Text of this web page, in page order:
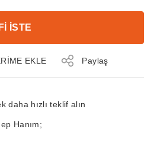
İSTE
Paylaş
daha hızlı teklif alın
Hanım;